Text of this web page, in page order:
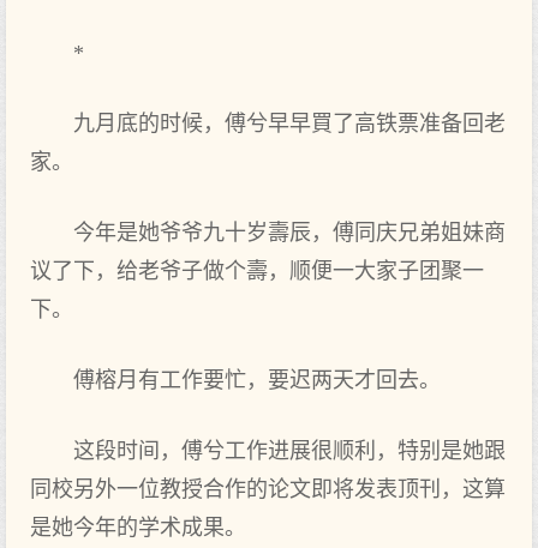
*
九月底的时候，傅兮早早買了高铁票准备回老
家。
今年是她爷爷九十岁壽辰，傅同庆兄弟姐妹商
议了下，给老爷子做个壽，顺便一大家子团聚一
下。
傅榕月有工作要忙，要迟两天才回去。
这段时间，傅兮工作进展很顺利，特别是她跟
同校另外一位教授合作的论文即将发表顶刊，这算
是她今年的学术成果。